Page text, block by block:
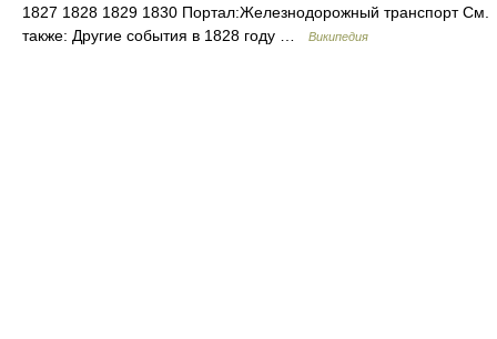
1827 1828 1829 1830 Портал:Железнодорожный транспорт См.
также: Другие события в 1828 году …
Википедия